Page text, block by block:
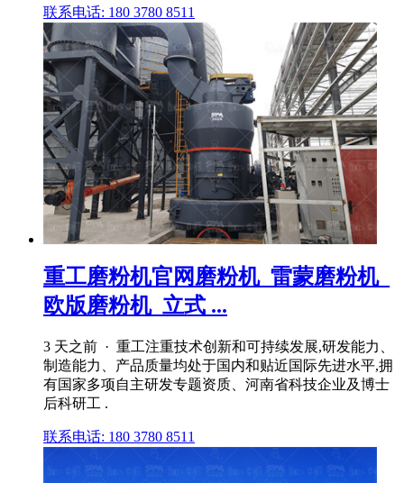
联系电话: 180 3780 8511
重工磨粉机官网磨粉机_雷蒙磨粉机_
欧版磨粉机_立式 ...
3 天之前 · 重工注重技术创新和可持续发展,研发能力、
制造能力、产品质量均处于国内和贴近国际先进水平,拥
有国家多项自主研发专题资质、河南省科技企业及博士
后科研工 .
联系电话: 180 3780 8511